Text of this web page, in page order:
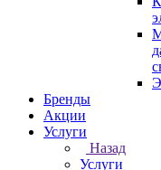
Бренды
Акции
Услуги
Назад
Услуги